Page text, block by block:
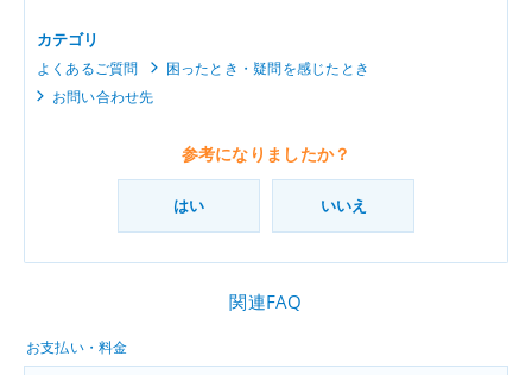
カテゴリ
よくあるご質問
困ったとき・疑問を感じたとき
お問い合わせ先
参考になりましたか？
はい いいえ
関連FAQ
お支払い・料金